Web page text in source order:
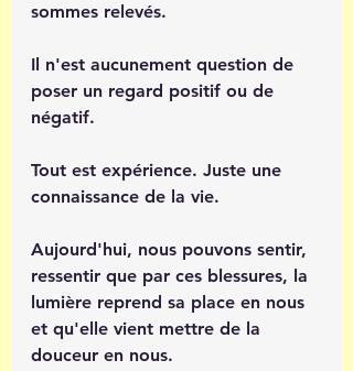
sommes relevés.
Il n'est aucunement question de
poser un regard positif ou de
négatif.
Tout est expérience. Juste une
connaissance de la vie.
Aujourd'hui, nous pouvons sentir,
ressentir que par ces blessures, la
lumière reprend sa place en nous
et qu'elle vient mettre de la
douceur en nous.